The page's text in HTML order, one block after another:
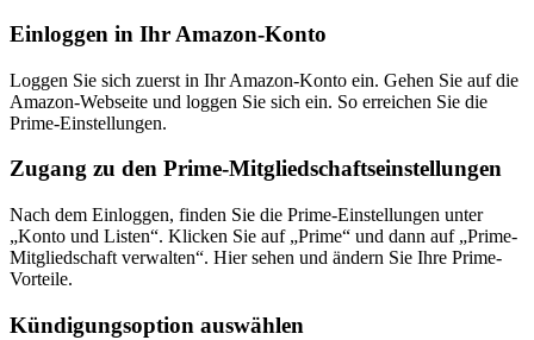
Einloggen in Ihr Amazon-Konto
Loggen Sie sich zuerst in Ihr Amazon-Konto ein. Gehen Sie auf die
Amazon-Webseite und loggen Sie sich ein. So erreichen Sie die
Prime-Einstellungen.
Zugang zu den Prime-Mitgliedschaftseinstellungen
Nach dem Einloggen, finden Sie die Prime-Einstellungen unter
„Konto und Listen“. Klicken Sie auf „Prime“ und dann auf „Prime-
Mitgliedschaft verwalten“. Hier sehen und ändern Sie Ihre Prime-
Vorteile.
Kündigungsoption auswählen